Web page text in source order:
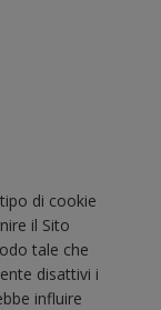
di cookie
il Sito
tale che
disattivi i
influire